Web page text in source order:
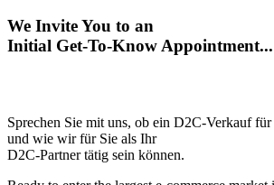
We Invite You to an
Initial Get-To-Know Appointment...
Sprechen Sie mit uns, ob ein D2C-Verkauf
und wie wir für Sie als Ihr
D2C-Partner tätig sein können.